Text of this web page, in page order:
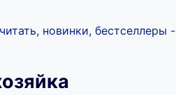
новинки, бестселлеры -